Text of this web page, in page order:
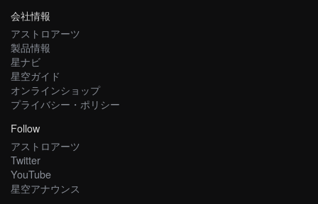
会社情報
アストロアーツ
製品情報
星ナビ
星空ガイド
オンラインショップ
プライバシー・ポリシー
Follow
アストロアーツ
Twitter
YouTube
星空アナウンス